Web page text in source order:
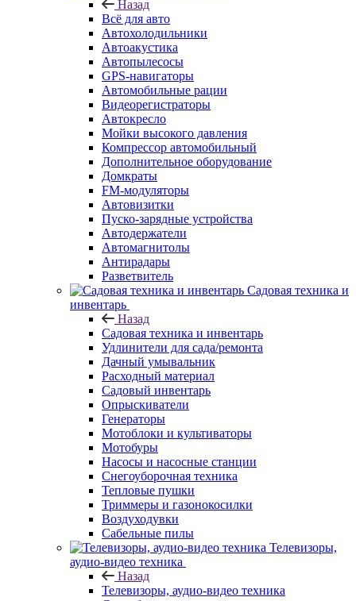
Назад
Всё для авто
Автохолодильники
Автоакустика
Автопылесосы
GPS-навигаторы
Автомобильные рации
Видеорегистраторы
Автокресло
Мойки высокого давления
Компрессор автомобильный
Дополнительное оборудование
Домкраты
FM-модуляторы
Автовизитки
Пуско-зарядные устройства
Автодержатели
Автомагнитолы
Антирадары
Разветвитель
Садовая техника и
инвентарь
Назад
Садовая техника и инвентарь
Удлинители для сада/ремонта
Дачный умывальник
Расходный материал
Садовый инвентарь
Опрыскиватели
Генераторы
Мотоблоки и культиваторы
Мотобуры
Насосы и насосные станции
Снегоуборочная техника
Тепловые пушки
Триммеры и газонокосилки
Воздуходувки
Сабельные пилы
Телевизоры,
аудио-видео техника
Назад
Телевизоры, аудио-видео техника